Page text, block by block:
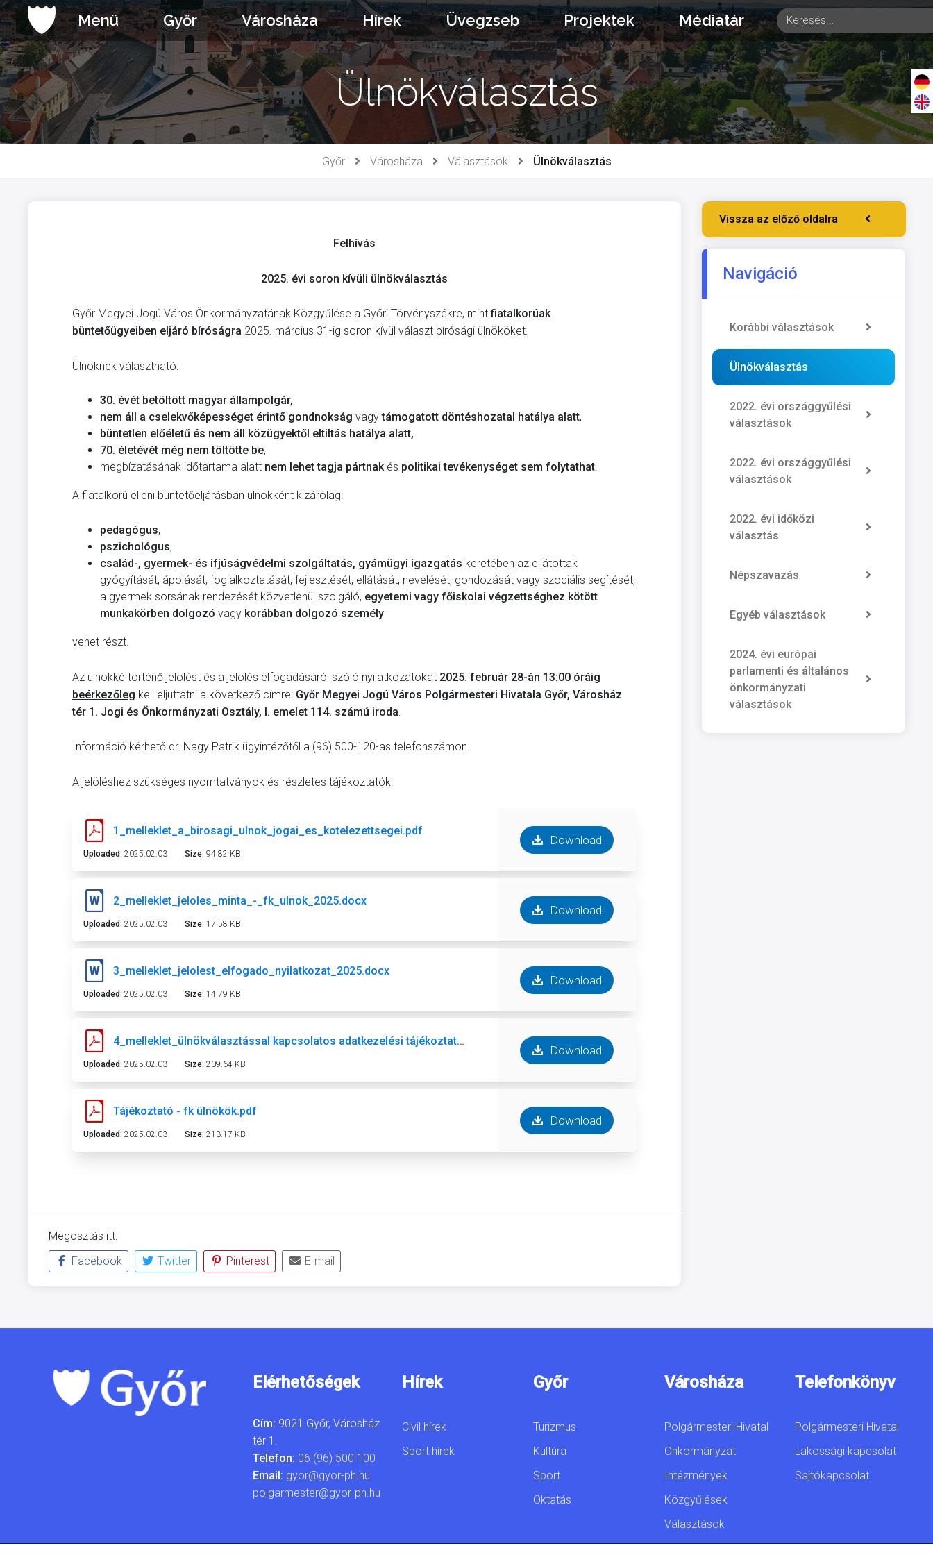
Ugrás
a
tartalomhoz
Menü Győr Városháza Hírek Üvegzseb Projektek Médiatár
Ülnökválasztás
Győr Városháza Választások Ülnökválasztás
Felhívás
2025. évi soron kívüli ülnökválasztás
Győr Megyei Jogú Város Önkormányzatának Közgyűlése a Győri Törvényszékre, mintfiatalkorúak
büntetőügyeiben eljáró bíróságra 2025. március 31-ig soron kívül választ bírósági ülnököket.
Ülnöknek választható:
30. évét betöltött magyar állampolgár,
nem áll a cselekvőképességet érintő gondnokság vagytámogatott döntéshozatal hatálya alatt,
büntetlen előéletű és nem áll közügyektől eltiltás hatálya alatt,
70. életévét még nem töltötte be,
megbízatásának időtartama alatt nem lehet tagja pártnakés politikai tevékenységet sem folytathat.
A fiatalkorú elleni büntetőeljárásban ülnökként kizárólag:
pedagógus,
pszichológus,
család-, gyermek- és ifjúságvédelmi szolgáltatás, gyámügyi igazgatás keretében az ellátottak
gyógyítását, ápolását, foglalkoztatását, fejlesztését, ellátását, nevelését, gondozását vagy szociális segítését,
a gyermek sorsának rendezését közvetlenül szolgáló, egyetemi vagy főiskolai végzettséghez kötött
munkakörben dolgozó vagy korábban dolgozó személy
vehet részt.
Az ülnökké történő jelölést és a jelölés elfogadásáról szóló nyilatkozatokat 2025. február 28-án 13:00 óráig
beérkezőleg kell eljuttatni a következő címre: Győr Megyei Jogú Város Polgármesteri Hivatala Győr, Városház
tér 1. Jogi és Önkormányzati Osztály, I. emelet 114. számú iroda
Információ kérhető dr. Nagy Patrik ügyintézőtől a (96) 500-120-as telefonszámon.
A jelöléshez szükséges nyomtatványok és részletes tájékoztatók:
1_melleklet_a_birosagi_ulnok_jogai_es_kotelezettsegei.pdf
Uploaded: 2025.02.03 Size: 94.82 KB
Download
2_melleklet_jeloles_minta_-_fk_ulnok_2025.docx
Uploaded: 2025.02.03 Size: 17.58 KB
Download
3_melleklet_jelolest_elfogado_nyilatkozat_2025.docx
Uploaded: 2025.02.03 Size: 14.79 KB
Download
4_melleklet_ülnökválasztással kapcsolatos adatkezelési tájékoztató.pdf
Uploaded: 2025.02.03 Size: 209.64 KB
Download
Tájékoztató - fk ülnökök.pdf
Uploaded: 2025.02.03 Size: 213.17 KB
Download
Megosztás itt:
Facebook
Twitter Pinterest E-mail
Vissza az előző oldalra
Navigáció
Korábbi választások
Ülnökválasztás
2022. évi országgyűlési
választások
2022. évi országgyűlési
választások
2022. évi időközi
választás
Népszavazás
Egyéb választások
2024. évi európai
parlamenti és általános
önkormányzati
választások
Elérhetőségek
Cím: 9021 Győr, Városház
tér 1.
Telefon: 06 (96) 500 100
Email: gyor@gyor-ph.hu
polgarmester@gyor-ph.hu
Hírek
Civil hírek
Sport hírek
Győr
Turizmus
Kultúra
Sport
Oktatás
Városháza
Polgármesteri Hivatal
Önkormányzat
Intézmények
Közgyűlések
Választások
Telefonkönyv
Polgármesteri Hivatal
Lakossági kapcsolat
Sajtókapcsolat